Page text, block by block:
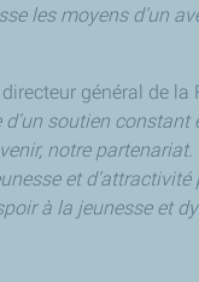
les moyens d’un
général de
soutien
notre
et
à la jeunesse et